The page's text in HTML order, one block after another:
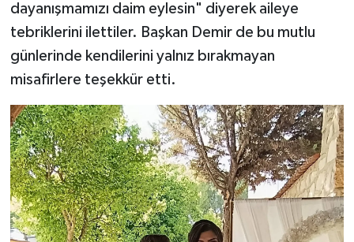
dayanışmamızı daim eylesin" diyerek aileye
tebriklerini ilettiler. Başkan Demir de bu mutlu
günlerinde kendilerini yalnız bırakmayan
misafirlere teşekkür etti.